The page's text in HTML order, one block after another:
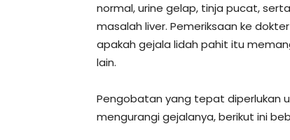
normal, urine gelap, tinja pucat,
masalah liver. Pemeriksaan ke
apakah gejala lidah pahit itu
lain.
Pengobatan yang tepat diperlukan
mengurangi gejalanya, berikut ini